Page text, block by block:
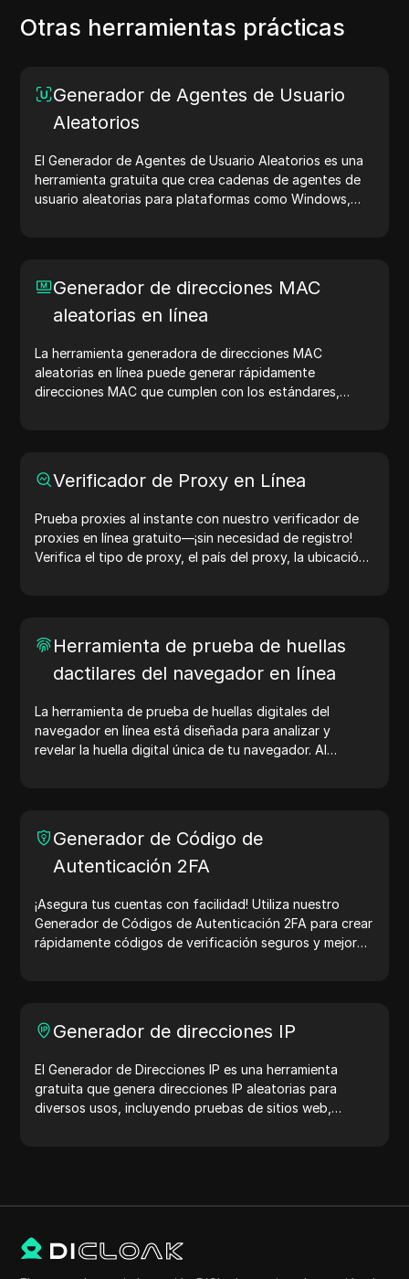
Otras herramientas prácticas
Generador de Agentes de Usuario
Aleatorios
El Generador de Agentes de Usuario Aleatorios es una
herramienta gratuita que crea cadenas de agentes de
usuario aleatorias para plataformas como Windows,
y optimización del desarrollo. Simplifica tus flujos de
trabajo: ¡genera agentes de usuario hoy!
Generador de direcciones MAC
aleatorias en línea
La herramienta generadora de direcciones MAC
aleatorias en línea puede generar rápidamente
direcciones MAC que cumplen con los estándares,
Verificador de Proxy en Línea
Prueba proxies al instante con nuestro verificador de
proxies en línea gratuito—¡sin necesidad de registro!
Verifica el tipo de proxy, el país del proxy, la ubicación
Herramienta de prueba de huellas
dactilares del navegador en línea
La herramienta de prueba de huellas digitales del
navegador en línea está diseñada para analizar y
revelar la huella digital única de tu navegador. Al
línea.
Generador de Código de
Autenticación 2FA
¡Asegura tus cuentas con facilidad! Utiliza nuestro
Generador de Códigos de Autenticación 2FA para crear
rápidamente códigos de verificación seguros y mejorar
Generador de direcciones IP
El Generador de Direcciones IP es una herramienta
gratuita que genera direcciones IP aleatorias para
diversos usos, incluyendo pruebas de sitios web,
geolocalización, verificaciones de privacidad y más.
desarrollo: ¡genera direcciones IP ahora!